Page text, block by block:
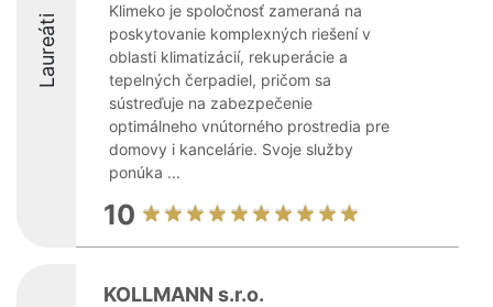
Laureáti
Klimeko je spoločnosť zameraná na
poskytovanie komplexných riešení v
oblasti klimatizácií, rekuperácie a
tepelných čerpadiel, pričom sa
sústreďuje na zabezpečenie
optimálneho vnútorného prostredia pre
domovy i kancelárie. Svoje služby
ponúka ...
10
KOLLMANN s.r.o.